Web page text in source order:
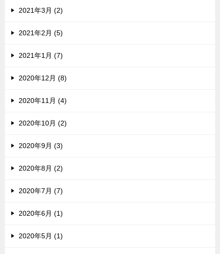
2021年3月 (2)
2021年2月 (5)
2021年1月 (7)
2020年12月 (8)
2020年11月 (4)
2020年10月 (2)
2020年9月 (3)
2020年8月 (2)
2020年7月 (7)
2020年6月 (1)
2020年5月 (1)